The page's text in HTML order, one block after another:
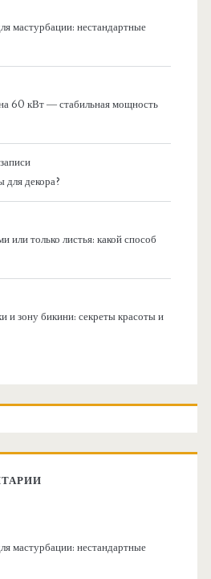
мастурбации: нестандартные
60 кВт — стабильная мощность
для декора?
или только листья: какой способ
и зону бикини: секреты красоты и
мастурбации: нестандартные